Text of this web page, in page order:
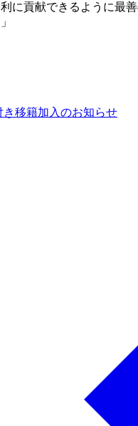
に貢献できるように
き移籍加入のお知らせ